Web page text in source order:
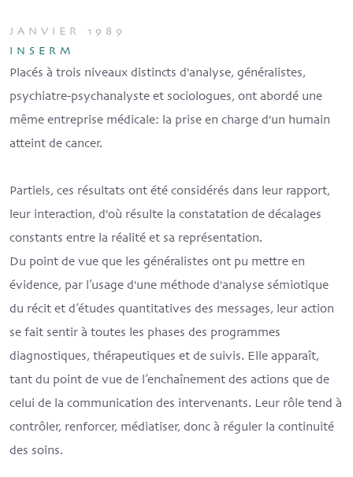
JANVIER 1989
INSERM
Placés à trois niveaux distincts d'analyse, généralistes,
psychiatre-psychanalyste et sociologues, ont abordé une
même entreprise médicale: la prise en charge d'un humain
atteint de cancer.
Partiels, ces résultats ont été considérés dans leur rapport,
leur interaction, d'où résulte la constatation de décalages
constants entre la réalité et sa représentation.
Du point de vue que les généralistes ont pu mettre en
évidence, par l’usage d'une méthode d'analyse sémiotique
du récit et d’études quantitatives des messages, leur action
se fait sentir à toutes les phases des programmes
diagnostiques, thérapeutiques et de suivis. Elle apparaît,
tant du point de vue de l’enchaînement des actions que de
celui de la communication des intervenants. Leur rôle tend à
contrôler, renforcer, médiatiser, donc à réguler la continuité
des soins.